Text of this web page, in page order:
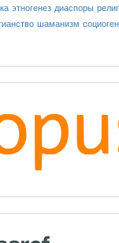
этногенез диаспоры
шаманизм